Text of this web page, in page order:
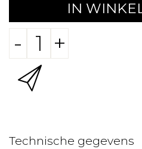
IN
- +
Technische gegevens